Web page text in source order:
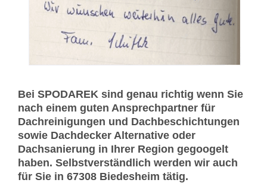
Bei SPODAREK sind genau richtig wenn Sie
nach einem guten Ansprechpartner für
Dachreinigungen und Dachbeschichtungen
sowie Dachdecker Alternative oder
Dachsanierung in Ihrer Region gegoogelt
haben. Selbstverständlich werden wir auch
für Sie in 67308 Biedesheim tätig.